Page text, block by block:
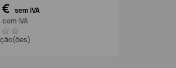
sem IVA
com IVA